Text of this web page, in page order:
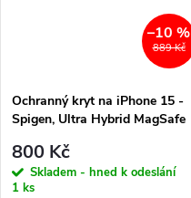
889 Kč
–10 %
Ochranný kryt na iPhone 15 -
Spigen, Ultra Hybrid MagSafe
800 Kč
Skladem - hned k odeslání
1 ks